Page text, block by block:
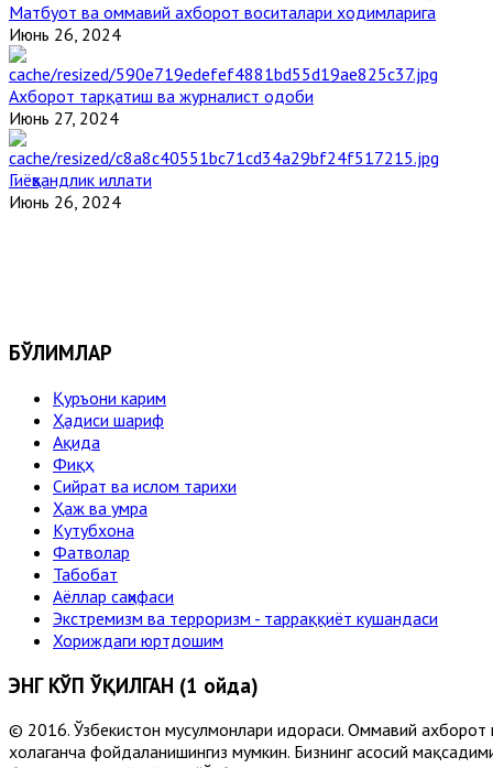
Матбуот ва оммавий ахборот воситалари ходимларига
Июнь 26, 2024
Ахборот тарқатиш ва журналист одоби
Июнь 27, 2024
Гиёҳвандлик иллати
Июнь 26, 2024
БЎЛИМЛАР
Қуръони карим
Ҳадиси шариф
Ақида
Фиқҳ
Сийрат ва ислом тарихи
Ҳаж ва умра
Кутубхона
Фатволар
Табобат
Аёллар саҳифаси
Экстремизм ва терроризм - тарраққиёт кушандаси
Хориждаги юртдошим
ЭНГ КЎП ЎҚИЛГАН (1 ойда)
© 2016. Ўзбекистон мусулмонлари идораси. Оммавий ахборот
хоҳлаганча фойдаланишингиз мумкин. Бизнинг асосий